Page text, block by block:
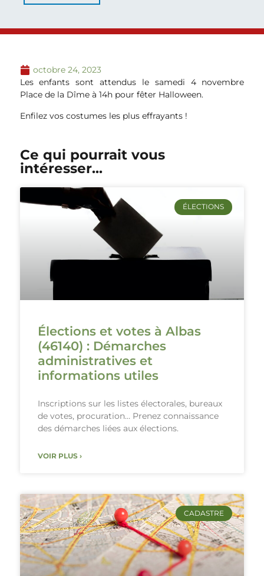
octobre 24, 2023
Les enfants sont attendus le samedi 4 novembre
Place de la Dîme à 14h pour fêter Halloween.
Enfilez vos costumes les plus effrayants !
Ce qui pourrait vous
intéresser...
ÉLECTIONS
Élections et votes à Albas
(46140) : Démarches
administratives et
informations utiles
Inscriptions sur les listes électorales, bureaux
de votes, procuration… Prenez connaissance
des démarches liées aux élections.
VOIR PLUS ›
CADASTRE